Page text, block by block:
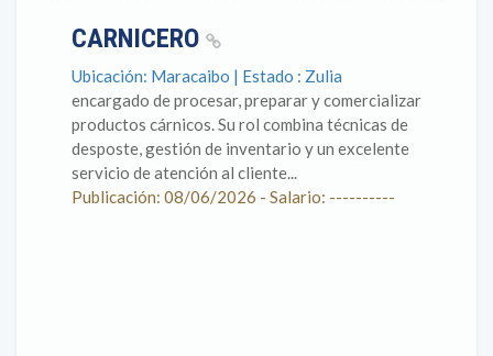
CARNICERO
Ubicación: Maracaibo | Estado : Zulia
encargado de procesar, preparar y comercializar
productos cárnicos. Su rol combina técnicas de
desposte, gestión de inventario y un excelente
servicio de atención al cliente...
Publicación: 08/06/2026 - Salario: ----------